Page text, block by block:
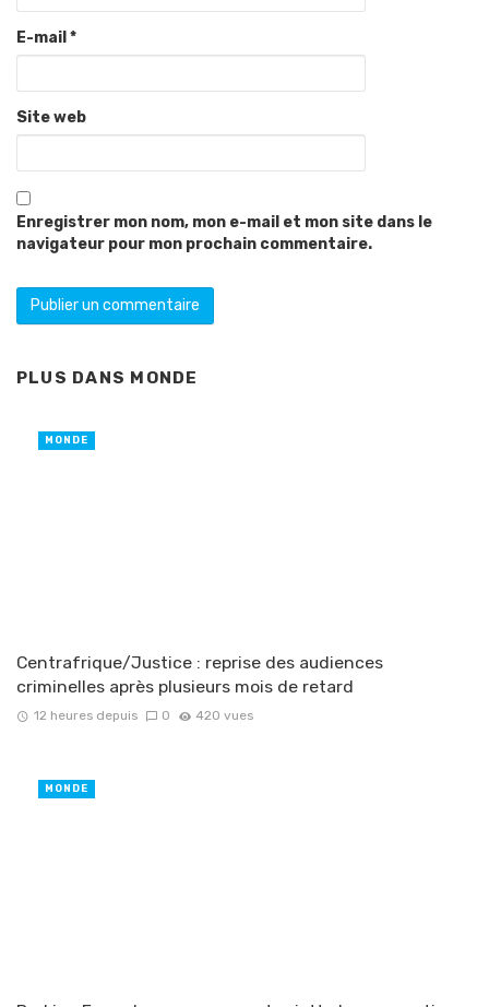
E-mail *
Site web
Enregistrer mon nom, mon e-mail et mon site dans le
navigateur pour mon prochain commentaire.
PLUS DANS MONDE
Centrafrique/Justice : reprise des audiences
criminelles après plusieurs mois de retard
12 heures depuis 0 420 vues
MONDE
MONDE